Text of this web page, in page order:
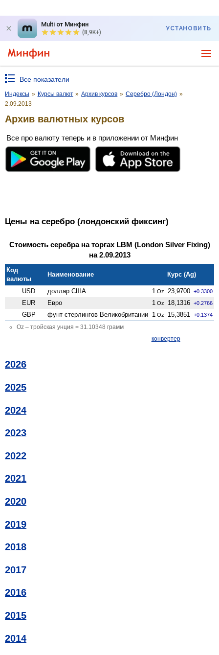
Multi от Минфин
(8,9K+)
УСТАНОВИТЬ
Все показатели
Индексы » Курсы валют » Архив курсов » Серебро (Лондон) »
2.09.2013
Архив валютных курсов
Все про валюту теперь и в приложении от Минфин
Цены на серебро (лондонский фиксинг)
Стоимость серебра на торгах LBM (London Silver Fixing)
на 2.09.2013
Код
валюты
Наименование Курс (Ag)
USD доллар США 1 Oz 23,9700 +0.3300
EUR Евро 1 Oz 18,1316 +0.2766
GBP фунт стерлингов Велико­британии 1 Oz 15,3851 +0.1374
Oz – тройская унция = 31.10348 грамм
конвертер
2026
2025
2024
2023
2022
2021
2020
2019
2018
2017
2016
2015
2014